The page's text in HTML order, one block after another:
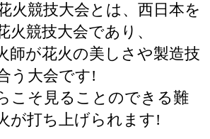
火競技大会とは、西日本を
火競技大会であり、
師が花火の美しさや製造技
う大会です!
こそ見ることのできる難
が打ち上げられます!